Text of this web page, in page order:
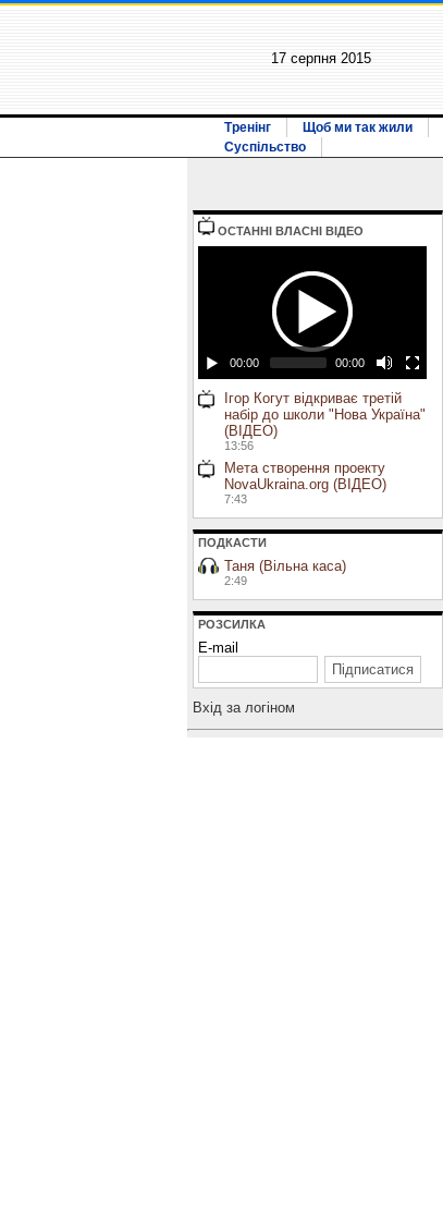
17 серпня 2015
Тренінг Щоб ми так жили
Суспільство
ОСТАННI ВЛАСНI ВIДЕО
00:00 00:00
Ігор Когут відкриває третій
набір до школи "Нова Україна"
(ВІДЕО)
13:56
Мета створення проекту
NovaUkraina.org (ВІДЕО)
7:43
ПОДКАСТИ
Таня (Вільна каса)
2:49
РОЗСИЛКА
E-mail
Вхiд за логiном